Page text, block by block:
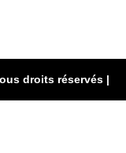
droits réservés |